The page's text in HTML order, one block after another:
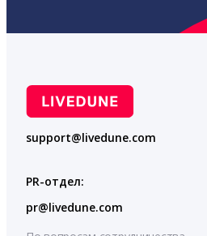
support@livedune.com
PR-отдел:
pr@livedune.com